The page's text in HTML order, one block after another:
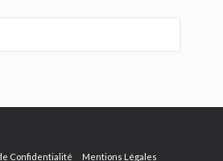
Confidentialité Mentions Légales